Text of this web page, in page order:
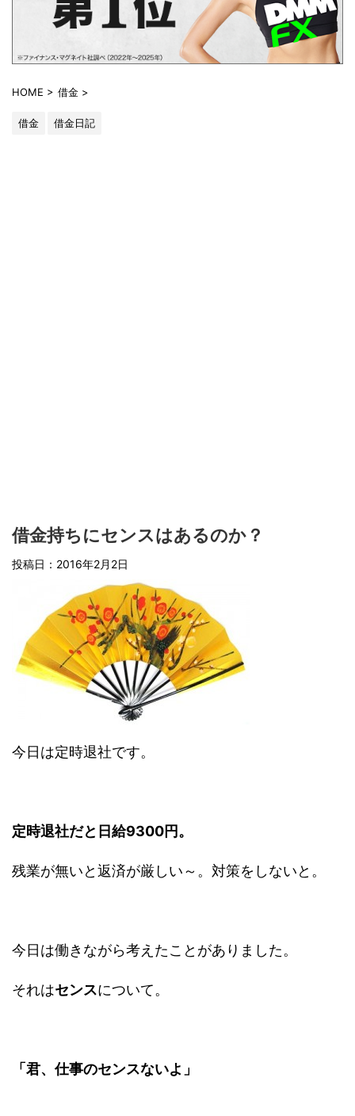
HOME > 借金 >
借金 借金日記
借金持ちにセンスはあるのか？
投稿日：2016年2月2日
今日は定時退社です。
定時退社だと日給9300円。
残業が無いと返済が厳しい～。対策をしないと。
今日は働きながら考えたことがありました。
それはセンスについて。
「君、仕事のセンスないよ」